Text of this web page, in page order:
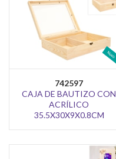
742597
CAJA DE BAUTIZO CON
ACRÍLICO
35.5X30X9X0.8CM